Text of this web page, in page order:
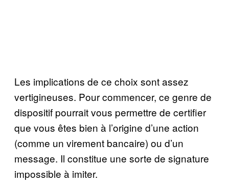
Les implications de ce choix sont assez
vertigineuses. Pour commencer, ce genre de
dispositif pourrait vous permettre de certifier
que vous êtes bien à l’origine d’une action
(comme un virement bancaire) ou d’un
message. Il constitue une sorte de signature
impossible à imiter.